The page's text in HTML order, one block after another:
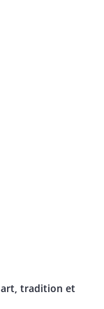
art, tradition et